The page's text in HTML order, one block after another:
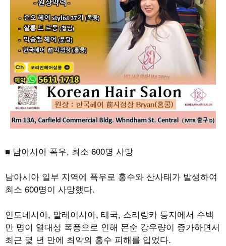
■ 남아시아 폭우, 최소 600명 사망
남아시아 일부 지역에 폭우로 홍수와 산사태가 발생하여
최소 600명이 사망했다.
인도네시아, 말레이시아, 태국, 스리랑카 등지에서 수백
만 명이 열대성 폭풍으로 인해 몬순 강우량이 증가하면서
최근 몇 년 만에 최악의 홍수 피해를 입었다.